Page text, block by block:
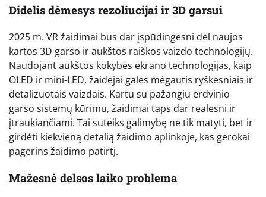
Didelis dėmesys rezoliucijai ir 3D garsui
2025 m. VR žaidimai bus dar įspūdingesni dėl naujos
kartos 3D garso ir aukštos raiškos vaizdo technologijų.
Naudojant aukštos kokybės ekrano technologijas, kaip
OLED ir mini-LED, žaidėjai galės mėgautis ryškesniais ir
detalizuotais vaizdais. Kartu su pažangiu erdvinio
garso sistemų kūrimu, žaidimai taps dar realesni ir
įtraukiančiami. Tai suteiks galimybę ne tik matyti, bet ir
girdėti kiekvieną detalią žaidimo aplinkoje, kas gerokai
pagerins žaidimo patirtį.
Mažesnė delsos laiko problema